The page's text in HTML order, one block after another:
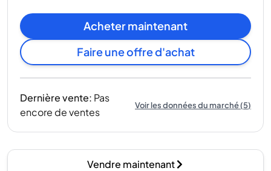
Acheter maintenant
Faire une offre d'achat
Dernière vente: Pas
encore de ventes
Voir les données du marché(5)
Vendre maintenant